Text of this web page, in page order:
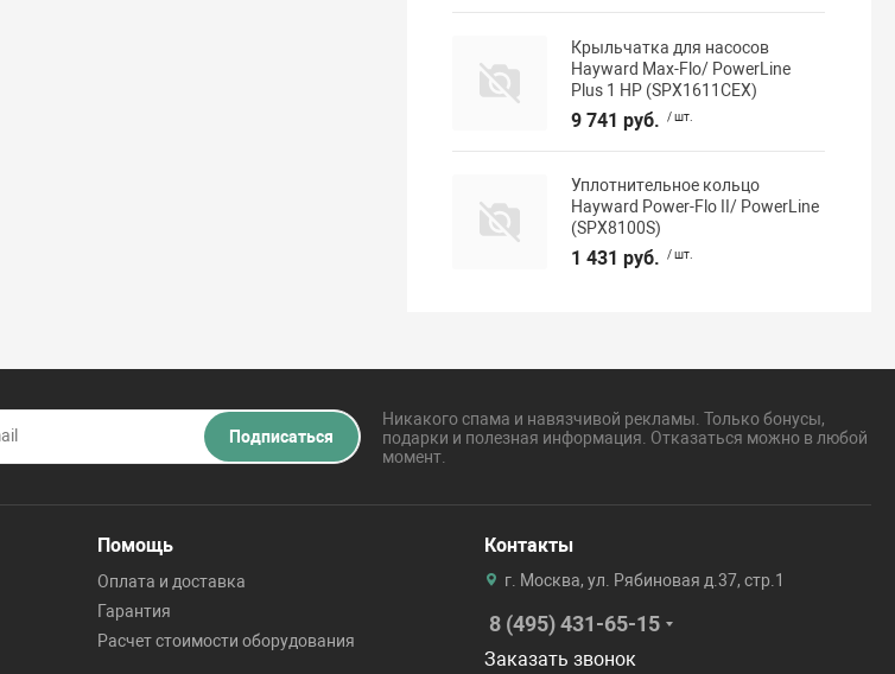
Крыльчатка для насосов
Hayward Max-Flo/ PowerLine
Plus 1 НР (SPX1611CEX)
9 741 руб. / шт.
Уплотнительное кольцо
Hayward Power-Flo II/ PowerLine
(SPX8100S)
1 431 руб. / шт.
Подписаться
Никакого спама и навязчивой рекламы. Только бонусы,
подарки и полезная информация. Отказаться можно в любой
момент.
Помощь
Оплата и доставка
Гарантия
Расчет стоимости оборудования
Контакты
г. Москва, ул. Рябиновая д.37, стр.1
8 (495) 431-65-15
Заказать звонок